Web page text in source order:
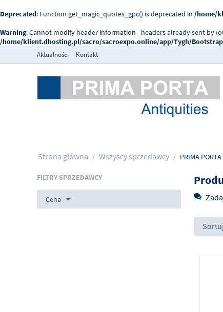
Deprecated: Function get_magic_quotes_gpc() is deprecated in /home/
Warning: Cannot modify header information - headers already sent by
/home/klient.dhosting.pl/sacro/sacroexpo.online/app/Tygh/
Aktualności Kontakt
Strona główna / Wszyscy sprzedawcy / PRIMA
FILTRY SPRZEDAWCY
Cena